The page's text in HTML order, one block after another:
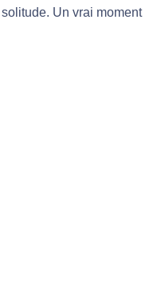
Un vrai moment